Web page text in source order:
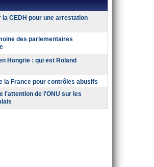
la CEDH pour une arrestation
des parlementaires
Hongrie : qui est Roland
la France pour contrôles abusifs
l'attention de l'ONU sur les